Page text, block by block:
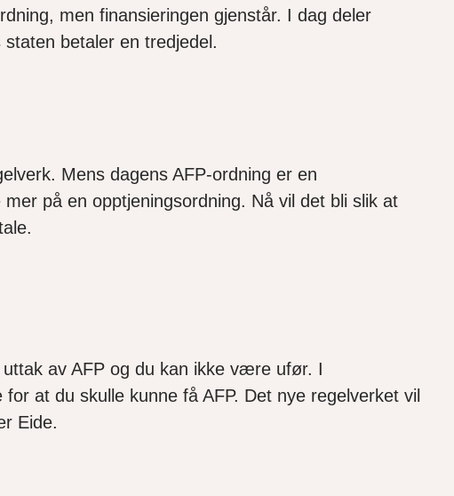
men finansieringen gjenstår. I dag deler
betaler en tredjedel.
Mens dagens AFP-ordning er en
på en opptjeningsordning. Nå vil det bli slik at
av AFP og du kan ikke være ufør. I
at du skulle kunne få AFP. Det nye regelverket vil
Eide.